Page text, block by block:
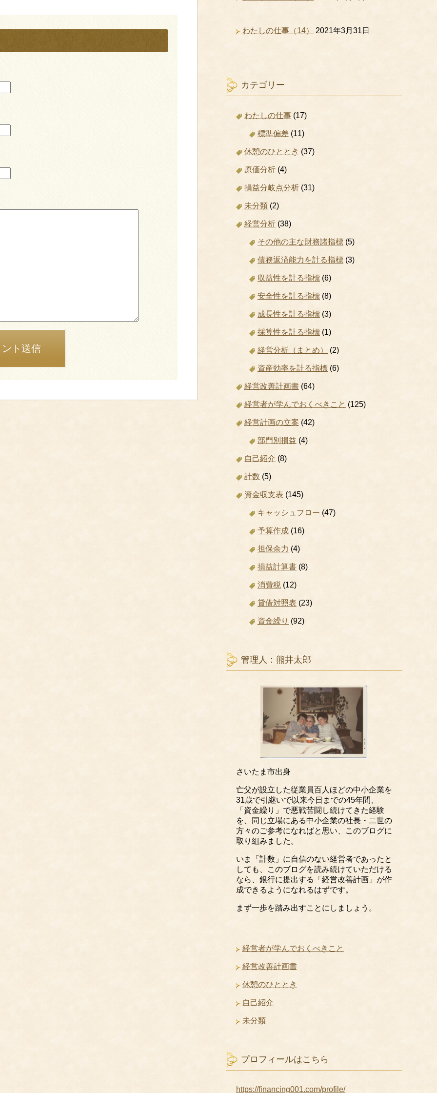
ト送信
わたしの仕事（14） 2021年3月31日
カテゴリー
わたしの仕事 (17)
標準偏差 (11)
休憩のひととき (37)
原価分析 (4)
損益分岐点分析 (31)
未分類 (2)
経営分析 (38)
その他の主な財務諸指標 (5)
債務返済能力を計る指標 (3)
収益性を計る指標 (6)
安全性を計る指標 (8)
成長性を計る指標 (3)
採算性を計る指標 (1)
経営分析（まとめ） (2)
資産効率を計る指標 (6)
経営改善計画書 (64)
経営者が学んでおくべきこと (125)
経営計画の立案 (42)
部門別損益 (4)
自己紹介 (8)
計数 (5)
資金収支表 (145)
キャッシュフロー (47)
予算作成 (16)
担保余力 (4)
損益計算書 (8)
消費税 (12)
貸借対照表 (23)
資金繰り (92)
管理人：熊井太郎
さいたま市出身
亡父が設立した従業員百人ほどの中小企業を
31歳で引継いで以来今日までの45年間、
「資金繰り」で悪戦苦闘し続けてきた経験
を、同じ立場にある中小企業の社長・二世の
方々のご参考になればと思い、このブログに
取り組みました。
いま「計数」に自信のない経営者であったと
しても、このブログを読み続けていただける
なら、銀行に提出する「経営改善計画」が作
成できるようになれるはずです。
まず一歩を踏み出すことにしましょう。
経営者が学んでおくべきこと
経営改善計画書
休憩のひととき
自己紹介
未分類
プロフィールはこちら
https://financing001.com/profile/